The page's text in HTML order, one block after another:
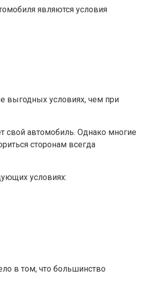
являются условия
выгодных условиях, чем при
свой автомобиль. Однако многие
сторонам всегда
условиях:
в том, что большинство